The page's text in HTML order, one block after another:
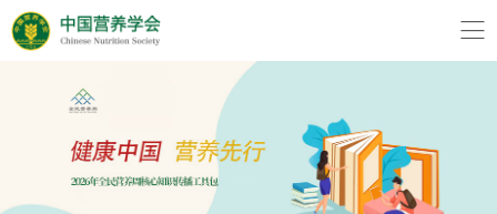
版权所有：中国营养学会 技术支持: